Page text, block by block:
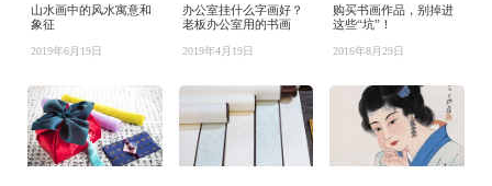
山水画中的风水寓意和
象征
2019年6月19日
办公室挂什么字画好？
老板办公室用的书画
2019年4月19日
购买书画作品，别掉进
这些“坑”！
2016年8月29日